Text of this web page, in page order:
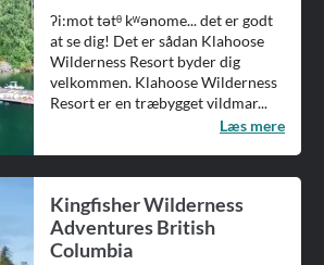
ʔi:mot tətᶿ kʷənome... det er godt
at se dig! Det er sådan Klahoose
Wilderness Resort byder dig
velkommen. Klahoose Wilderness
Resort er en træbygget vildmar...
Læs mere
Kingfisher Wilderness
Adventures British
Columbia